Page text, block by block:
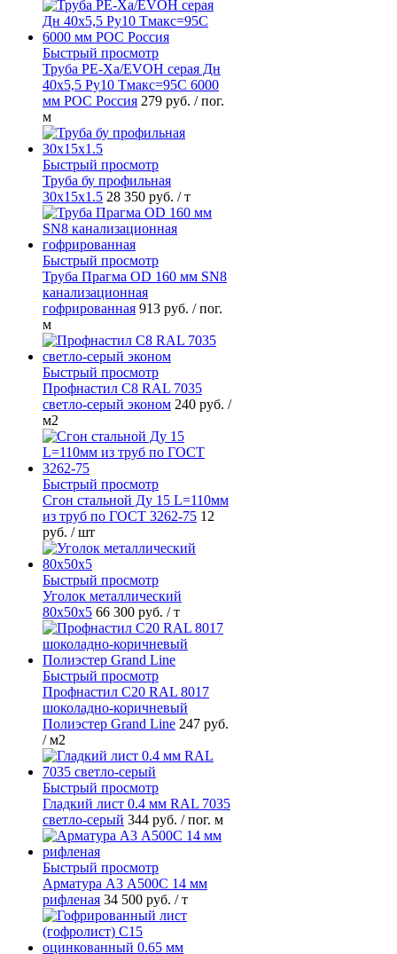
Быстрый просмотр
Труба PE-Xa/EVOH серая Дн
40х5,5 Ру10 Тмакс=95C 6000
мм РОС Россия 279 руб. / пог.
м
Быстрый просмотр
Труба бу профильная
30х15х1.5 28 350 руб. / т
Быстрый просмотр
Труба Прагма OD 160 мм SN8
канализационная
гофрированная 913 руб. / пог.
м
Быстрый просмотр
Профнастил С8 RAL 7035
светло-серый эконом 240 руб. /
м2
Быстрый просмотр
Сгон стальной Ду 15 L=110мм
из труб по ГОСТ 3262-75 12
руб. / шт
Быстрый просмотр
Уголок металлический
80х50х5 66 300 руб. / т
Быстрый просмотр
Профнастил С20 RAL 8017
шоколадно-коричневый
Полиэстер Grand Line 247 руб.
/ м2
Быстрый просмотр
Гладкий лист 0.4 мм RAL 7035
светло-серый 344 руб. / пог. м
Быстрый просмотр
Арматура А3 А500С 14 мм
рифленая 34 500 руб. / т